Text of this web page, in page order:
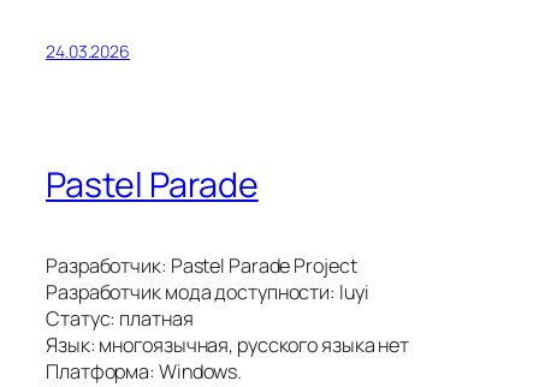
24.03.2026
Pastel Parade
Разработчик: Pastel Parade Project
Разработчик мода доступности: luyi
Статус: платная
Язык: многоязычная, русского языка нет
Платформа: Windows.